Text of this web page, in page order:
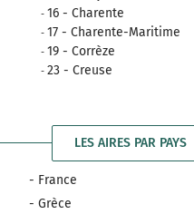
16 - Charente
17 - Charente-Maritime
19 - Corrèze
23 - Creuse
LES AIRES PAR PAYS
- France
- Grèce